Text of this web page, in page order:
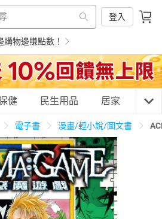
登入
物邊賺點數！
糕 養生保健 民生用品
電 運動休閒 親子玩具
健 民生用品 居家 3C
電子書 漫畫/輕小說/圖文書